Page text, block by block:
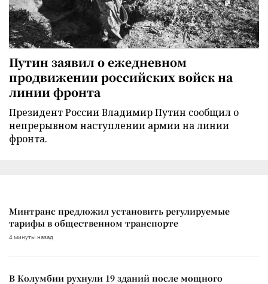
Путин заявил о ежедневном
продвижении российских войск на
линии фронта
Президент России Владимир Путин сообщил о
непрерывном наступлении армии на линии
фронта.
Минтранс предложил установить регулируемые
тарифы в общественном транспорте
4 минуты назад
В Колумбии рухнули 19 зданий после мощного